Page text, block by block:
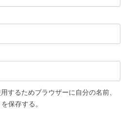
するためブラウザーに自分の名前、
保存する。